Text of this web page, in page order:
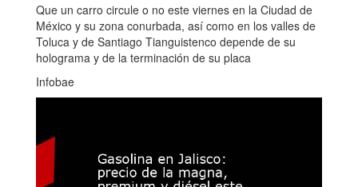
Que un carro circule o no este viernes en la Ciudad de
México y su zona conurbada, así como en los valles de
Toluca y de Santiago Tianguistenco depende de su
holograma y de la terminación de su placa
Infobae